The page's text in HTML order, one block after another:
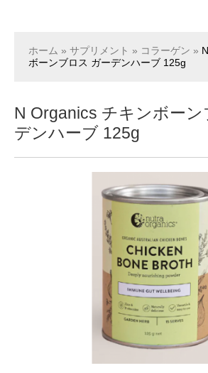
ホーム » サプリメント » コラーゲン »
ボーンブロス ガーデンハーブ 125g
N Organics チキンボーン
デンハーブ 125g